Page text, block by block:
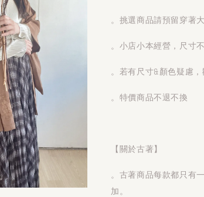
。挑選商品請預留穿著
。小店小本經營，尺寸
。若有尺寸&顏色疑慮
。特價商品不退不換
【關於古著】
。古著商品每款都只有
加。